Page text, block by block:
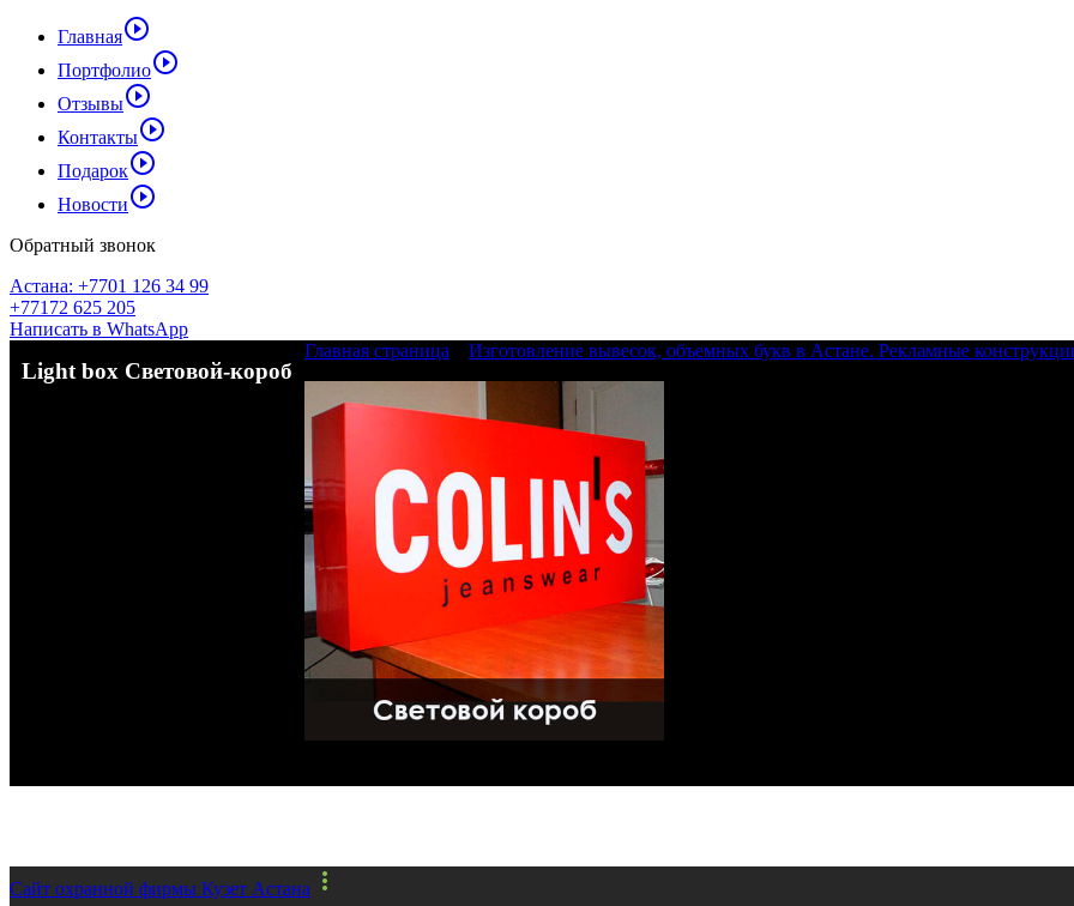
Главнаяplay_circle_outline
Портфолиоplay_circle_outline
Отзывыplay_circle_outline
Контактыplay_circle_outline
Подарокplay_circle_outline
Новостиplay_circle_outline
Обратный звонок
Астана: +7701 126 34 99
+77172 625 205
Написать в WhatsApp
Light box Световой-короб
Главная страница Изготовление вывесок, объемных букв в Астане. Рекламные
Сайт охранной фирмы Кузет Астана more_vert